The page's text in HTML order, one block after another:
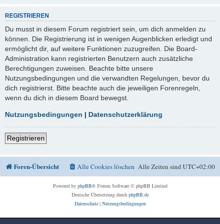
REGISTRIEREN
Du musst in diesem Forum registriert sein, um dich anmelden zu
können. Die Registrierung ist in wenigen Augenblicken erledigt und
ermöglicht dir, auf weitere Funktionen zuzugreifen. Die Board-
Administration kann registrierten Benutzern auch zusätzliche
Berechtigungen zuweisen. Beachte bitte unsere
Nutzungsbedingungen und die verwandten Regelungen, bevor du
dich registrierst. Bitte beachte auch die jeweiligen Forenregeln,
wenn du dich in diesem Board bewegst.
Nutzungsbedingungen | Datenschutzerklärung
Registrieren
Foren-Übersicht Alle Zeiten sindUTC+02:00
Alle Cookies löschen
Powered by phpBB® Forum Software © phpBB Limited
Deutsche Übersetzung durch phpBB.de
Datenschutz| Nutzungsbedingungen